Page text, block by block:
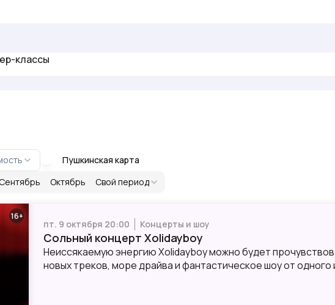
классы
Пушкинская карта
Сентябрь Октябрь Свой период
16
пт. 9 октября 20:00 Концерты и шоу
Сольный концерт Xolidayboy
Неиссякаемую энергию Xolidayboy можно будет
новых треков, море драйва и фантастическое шоу от